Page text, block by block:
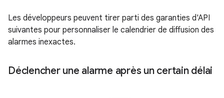
Les développeurs peuvent tirer parti des garanties d'API
suivantes pour personnaliser le calendrier de diffusion des
alarmes inexactes.
Déclencher une alarme après un certain délai